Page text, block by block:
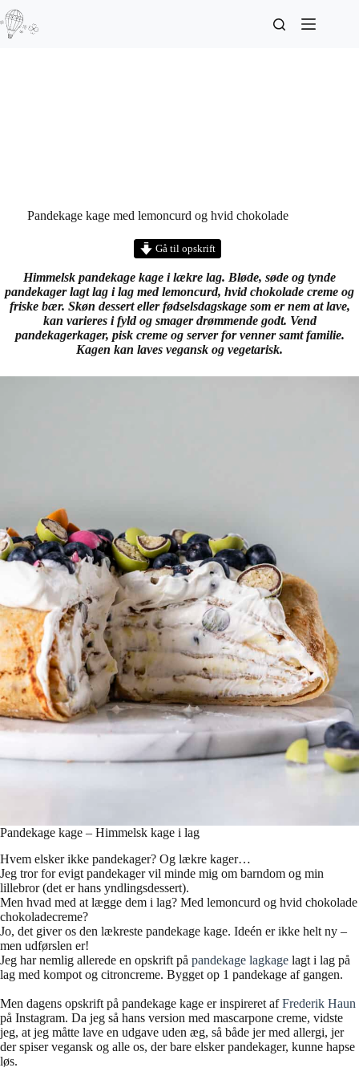
Pandekage kage med lemoncurd og hvid chokolade
Gå til opskrift
Himmelsk pandekage kage i lækre lag. Bløde, søde og tynde
pandekager lagt lag i lag med lemoncurd, hvid chokolade creme og
friske bær. Skøn dessert eller fødselsdagskage som er nem at lave,
kan varieres i fyld og smager drømmende godt. Vend
pandekagerkager, pisk creme og server for venner samt familie.
Kagen kan laves vegansk og vegetarisk.
Pandekage kage – Himmelsk kage i lag
Hvem elsker ikke pandekager? Og lækre kager…
Jeg tror for evigt pandekager vil minde mig om barndom og min
lillebror (det er hans yndlingsdessert).
Men hvad med at lægge dem i lag? Med lemoncurd og hvid chokolade
chokoladecreme?
Jo, det giver os den lækreste pandekage kage. Ideén er ikke helt ny –
men udførslen er!
Jeg har nemlig allerede en opskrift på pandekage lagkage lagt i lag på
lag med kompot og citroncreme. Bygget op 1 pandekage af gangen.
Men dagens opskrift på pandekage kage er inspireret afFrederik Haun
på Instagram. Da jeg så hans version med mascarpone creme, vidste
jeg, at jeg måtte lave en udgave uden æg, så både jer med allergi, jer
der spiser vegansk og alle os, der bare elsker pandekager, kunne hapse
løs.